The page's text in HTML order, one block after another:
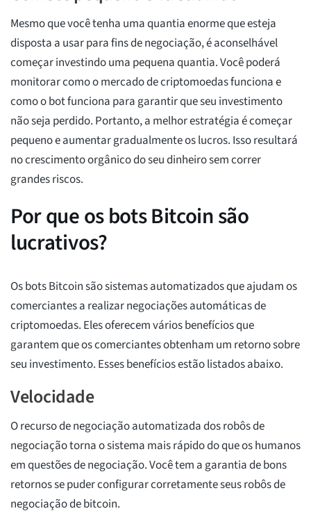
Mesmo que você tenha uma quantia enorme que esteja
disposta a usar para fins de negociação, é aconselhável
começar investindo uma pequena quantia. Você poderá
monitorar como o mercado de criptomoedas funciona e
como o bot funciona para garantir que seu investimento
não seja perdido. Portanto, a melhor estratégia é começar
pequeno e aumentar gradualmente os lucros. Isso resultará
no crescimento orgânico do seu dinheiro sem correr
grandes riscos.
Por que os bots Bitcoin são
lucrativos?
Os bots Bitcoin são sistemas automatizados que ajudam os
comerciantes a realizar negociações automáticas de
criptomoedas. Eles oferecem vários benefícios que
garantem que os comerciantes obtenham um retorno sobre
seu investimento. Esses benefícios estão listados abaixo.
Velocidade
O recurso de negociação automatizada dos robôs de
negociação torna o sistema mais rápido do que os humanos
em questões de negociação. Você tem a garantia de bons
retornos se puder configurar corretamente seus robôs de
negociação de bitcoin.